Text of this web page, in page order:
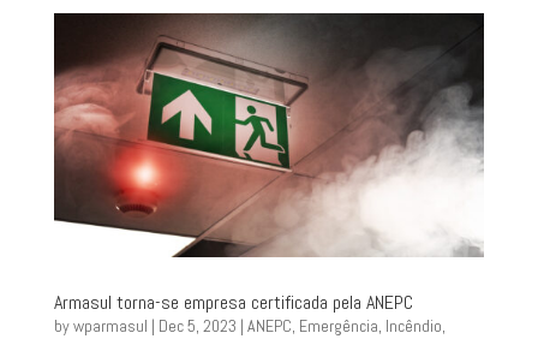
Armasul torna-se empresa certificada pela ANEPC
bywparmasul | Dec 5, 2023 | ANEPC, Emergência, Incêndio,